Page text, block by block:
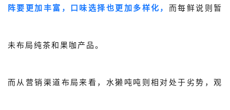
阵要更加丰富，口味选择也更加多样化， 而每鲜说则暂
未布局纯茶和果咖产品。
而从营销渠道布局来看，水獭吨吨则相对处于劣势，观